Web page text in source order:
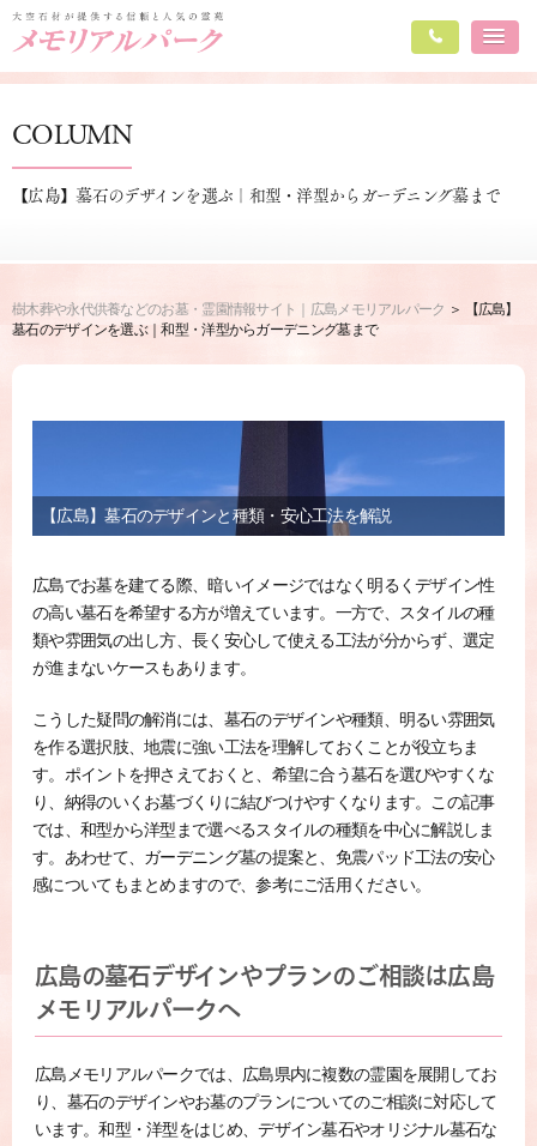
COLUMN
【広島】墓石のデザインを選ぶ｜和型・洋型からガーデニング墓まで
樹木葬や永代供養などのお墓・霊園情報サイト｜広島メモリアルパーク
【広島】
墓石のデザインを選ぶ｜和型・洋型からガーデニング墓まで
【広島】墓石のデザインと種類・安心工法を解説
広島でお墓を建てる際、暗いイメージではなく明るくデザイン性
の高い墓石を希望する方が増えています。一方で、スタイルの種
類や雰囲気の出し方、長く安心して使える工法が分からず、選定
が進まないケースもあります。
こうした疑問の解消には、墓石のデザインや種類、明るい雰囲気
を作る選択肢、地震に強い工法を理解しておくことが役立ちま
す。ポイントを押さえておくと、希望に合う墓石を選びやすくな
り、納得のいくお墓づくりに結びつけやすくなります。この記事
では、和型から洋型まで選べるスタイルの種類を中心に解説しま
す。あわせて、ガーデニング墓の提案と、免震パッド工法の安心
感についてもまとめますので、参考にご活用ください。
広島の墓石デザインやプランのご相談は広島
メモリアルパークへ
広島メモリアルパークでは、広島県内に複数の霊園を展開してお
り、墓石のデザインやお墓のプランについてのご相談に対応して
います。和型・洋型をはじめ、デザイン墓石やオリジナル墓石な